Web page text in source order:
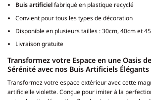
Buis artificiel fabriqué en plastique recyclé
Convient pour tous les types de décoration
Disponible en plusieurs tailles : 30cm, 40cm et
Livraison gratuite
Transformez votre Espace en une Oasis
Sérénité avec nos Buis Artificiels Élégants
Transformez votre espace extérieur avec cette
artificielle violette. Conçue pour imiter à la